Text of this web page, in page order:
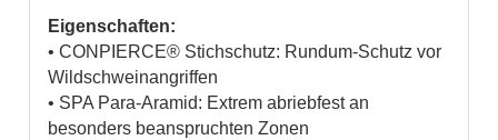
Eigenschaften:
• CONPIERCE® Stichschutz: Rundum-Schutz vor
Wildschweinangriffen
• SPA Para-Aramid: Extrem abriebfest an
besonders beanspruchten Zonen